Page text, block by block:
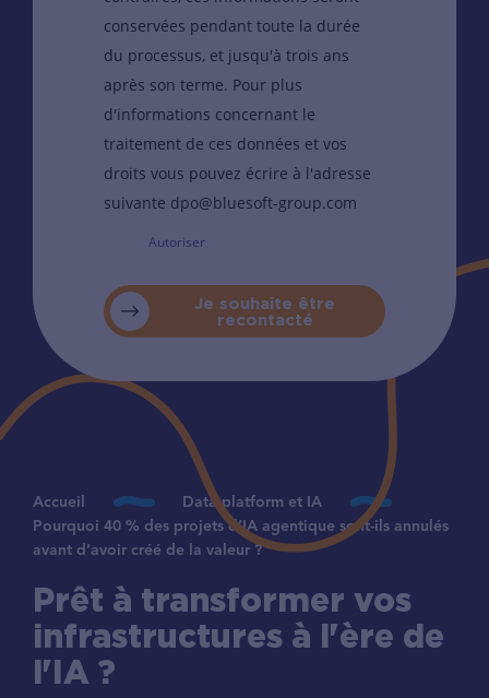
conservées pendant toute la durée
du processus, et jusqu'à trois ans
après son terme. Pour plus
d'informations concernant le
traitement de ces données et vos
droits vous pouvez écrire à l'adresse
suivante dpo@bluesoft-group.com
Autoriser
Je souhaite être
recontacté
Accueil
Data platform et IA
Pourquoi 40 % des projets d’IA agentique sont-ils annulés
avant d’avoir créé de la valeur ?
Prêt à transformer vos
infrastructures à l'ère de
l'IA ?